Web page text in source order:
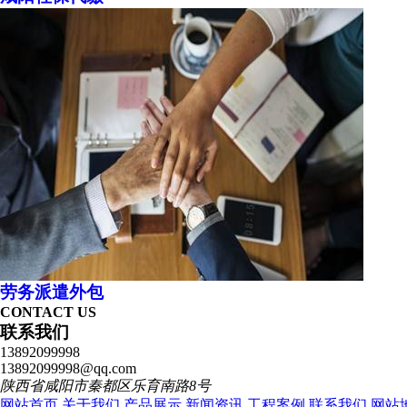
劳务派遣外包
CONTACT US
联系我们
13892099998
13892099998@qq.com
陕西省咸阳市秦都区乐育南路8号